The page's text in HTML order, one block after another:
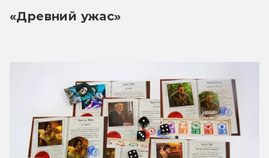
«Древний ужас»